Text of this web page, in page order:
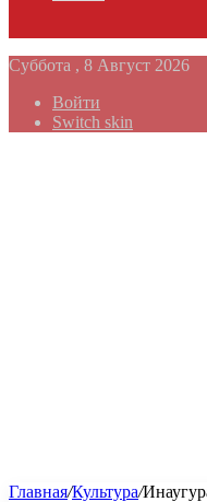
Суббота , 8 Август 2026
Войти
Switch skin
Главная/Культура/